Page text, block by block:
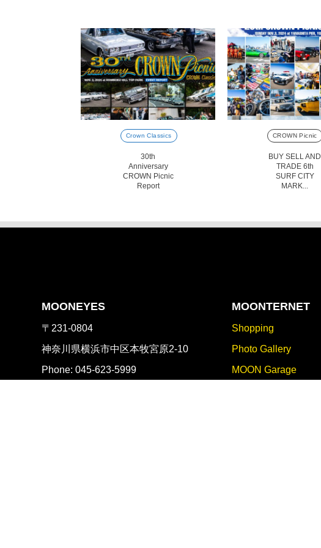
Crown Classics
30th
Anniversary
CROWN Picnic
Report
CROWN Picnic
BUY SELL AND
TRADE 6th
SURF CITY
MARK...
MOONEYES
〒231-0804
神奈川県横浜市中区本牧宮原2-10
Phone: 045-623-5999
MOONTERNET
Shopping
Photo Gallery
MOON Garage